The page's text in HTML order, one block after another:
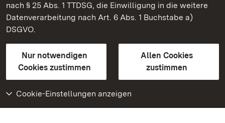
nach § 25 Abs. 1 TTDSG, die Einwilligung in die weitere
Datenverarbeitung nach Art. 6 Abs. 1 Buchstabe a)
DSGVO.
Nur notwendigen
Cookies zustimmen
Allen Cookies
zustimmen
Cookie-Einstellungen anzeigen
Staatliche Schlösser und Gärten Baden-Württemberg
Kontakt
GebärdenspracheLeichte Sprache
Erklärung zur Barrierefreiheit
BITV-konform (geprüfte Seiten)
Weiteres